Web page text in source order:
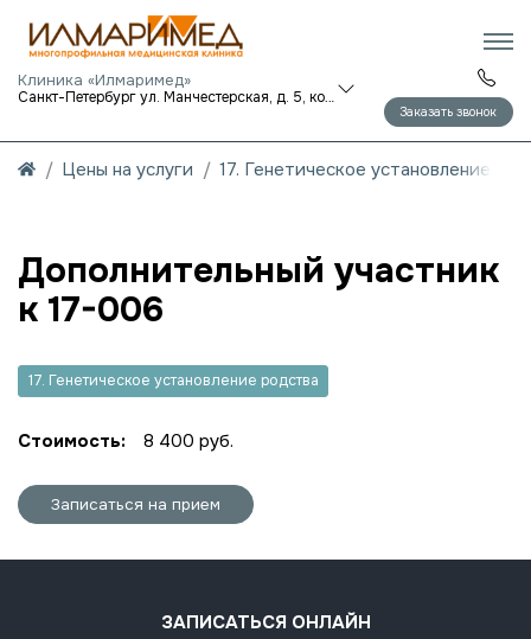
Клиника «Илмаримед»
Санкт-Петербург ул. Манчестерская, д. 5, корп. 1
Заказать звонок
Цены на услуги 17. Генетическое установление
Дополнительный участник
к 17-006
17. Генетическое установление родства
Стоимость: 8 400 руб.
Записаться на прием
ЗАПИСАТЬСЯ ОНЛАЙН